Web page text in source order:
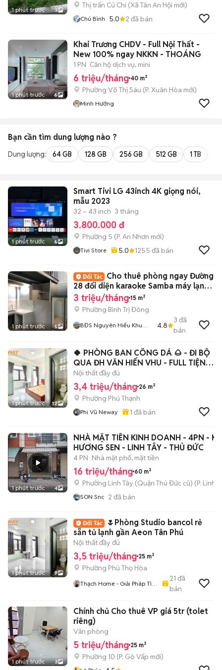
1 phút trước 3
Thị trấn Củ Chi (Xã Tân An Hội mới)
Chú Bình 5.0 2 đã bán
1 phút trước 6
Khai Trương CHDV - Full Nội Thất -
New 100% ngay NKKN - THOÁNG
1 PN Căn hộ dịch vụ, mini
6 triệu/tháng 40 m²
Phường Võ Thị Sáu (P. Xuân Hòa mới)
Minh Hướng
Bạn cần tìm dung lượng nào ?
Dung lượng: 64 GB 128 GB 256 GB 512 GB 1 TB
1 phút trước 6
Smart Tivi LG 43inch 4K giọng nói,
mẫu 2023
32 – 43 inch 3 tháng
3.800.000 đ
Phường 5 (P. An Nhơn mới)
Tivi Store 5.0 1255 đã bán
1 phút trước 5
Cho thuê phòng ngay Đường
28 đối diện karaoke Samba máy lạnh
có gác
3 triệu/tháng 15 m²
Phường Bình Trị Đông
BĐS Nguyên Hiếu Khu
4.8
3 đã
bán
1 phút trước 12
🍀 PHÒNG BAN CÔNG DÁ 🌰 - ĐI BỘ
QUA ĐH VĂN HIẾN VHU - FULL TIỆN
NGHI
Nội thất đầy đủ
3,4 triệu/tháng 26 m²
Phường Phú Thạnh
Phi Vũ Neway 1 đã bán
1 phút trước 4
NHÀ MẶT TIỀN KINH DOANH - 4PN -
HƯƠNG SEN - LINH TÂY - THỦ ĐỨC
4 PN Nhà mặt phố, mặt tiền
16 triệu/tháng 60 m²
Phường Linh Tây (Quận Thủ Đức cũ) (P. Linh
SON Snc 2 đã bán
1 phút trước 9
🌷Phòng Studio bancol rẻ
sẵn tủ lạnh gần Aeon Tân Phú
Nội thất đầy đủ
3,5 triệu/tháng 25 m²
Phường Phú Thọ Hòa
Thạch Home - Giải Pháp Tìm
21 đã
bán
1 phút trước 3
Chính chủ Cho thuê VP giá 5tr (tolet
riêng)
Văn phòng
5 triệu/tháng 25 m²
Phường 10 (P. Gò Vấp mới)